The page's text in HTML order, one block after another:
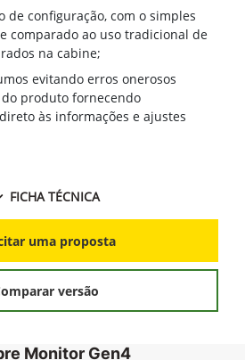
de configuração, com o simples
comparado ao uso tradicional de
na cabine;
evitando erros onerosos
produto fornecendo
às informações e ajustes
FICHA TÉCNICA
uma proposta
versão
Monitor Gen4